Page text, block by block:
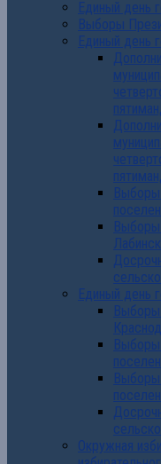
Единый день
Выборы
Единый день
Выборы
Выборы
Единый день
Выборы
Выборы
Выборы
Окружная